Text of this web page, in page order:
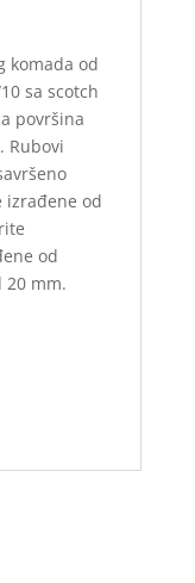
komada od
sa scotch
površina
Rubovi
izrađene od
od
20 mm.